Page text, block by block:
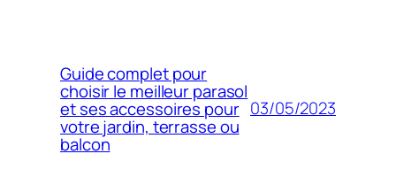
Guide complet pour
choisir le meilleur parasol
et ses accessoires pour
votre jardin, terrasse ou
balcon
03/05/2023